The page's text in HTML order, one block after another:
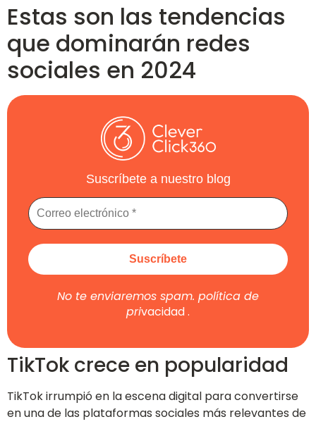
Estas son las tendencias
que dominarán redes
sociales en 2024
Suscríbete a nuestro blog
No te enviaremos spam. política de
privacidad.
TikTok crece en popularidad
TikTok irrumpió en la escena digital para convertirse
en una de las plataformas sociales más relevantes de